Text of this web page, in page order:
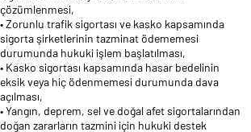
çözümlenmesi,
• Zorunlu trafik sigortası ve kasko kapsamında
sigorta şirketlerinin tazminat ödememesi
durumunda hukuki işlem başlatılması,
• Kasko sigortası kapsamında hasar bedelinin
eksik veya hiç ödenmemesi durumunda dava
açılması,
• Yangın, deprem, sel ve doğal afet sigortalarından
doğan zararların tazmini için hukuki destek